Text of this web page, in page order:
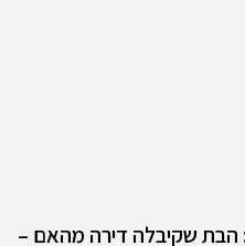
שקיבלה דירה מהאם –